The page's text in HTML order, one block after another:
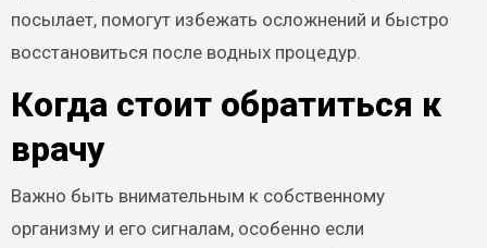
посылает, помогут избежать осложнений и быстро
восстановиться после водных процедур.
Когда стоит обратиться к
врачу
Важно быть внимательным к собственному
организму и его сигналам, особенно если